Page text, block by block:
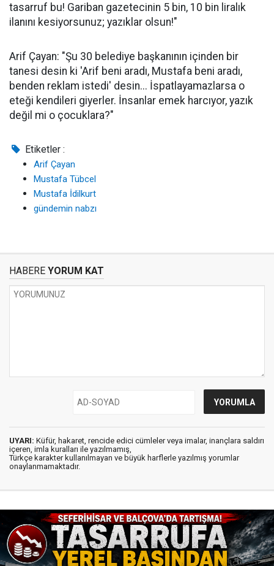
tasarruf bu! Gariban gazetecinin 5 bin, 10 bin liralık
ilanını kesiyorsunuz; yazıklar olsun!"
Arif Çayan: "Şu 30 belediye başkanının içinden bir
tanesi desin ki 'Arif beni aradı, Mustafa beni aradı,
benden reklam istedi' desin... İspatlayamazlarsa o
eteği kendileri giyerler. İnsanlar emek harcıyor, yazık
değil mi o çocuklara?"
Etiketler :
Arif Çayan
Mustafa Tübcel
Mustafa İdilkurt
gündemin nabzı
HABERE YORUM KAT
UYARI: Küfür, hakaret, rencide edici cümleler veya imalar, inançlara saldırı
içeren, imla kuralları ile yazılmamış,
Türkçe karakter kullanılmayan ve büyük harflerle yazılmış yorumlar
onaylanmamaktadır.